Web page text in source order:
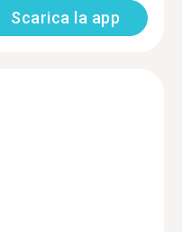
Scarica la app